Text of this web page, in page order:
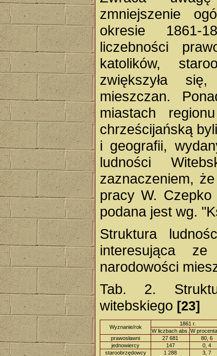
zmniejszenie
okresie 1861-
liczebności
katolików,
zwiększyła
mieszczan.
miastach
chrześcijańską
i geografii,
ludności
zaznaczeniem,
pracy W.
podana jest wg.
Struktura
interesująca
narodowości
Tab. 2.
witebskiego [23]
Wyznanie/rok
1861 r.
W liczbach abs. W
prawosławni
27 681
80, 6
jednowiercy
147
0, 4
staroobrzędowcy
1 288
3, 7